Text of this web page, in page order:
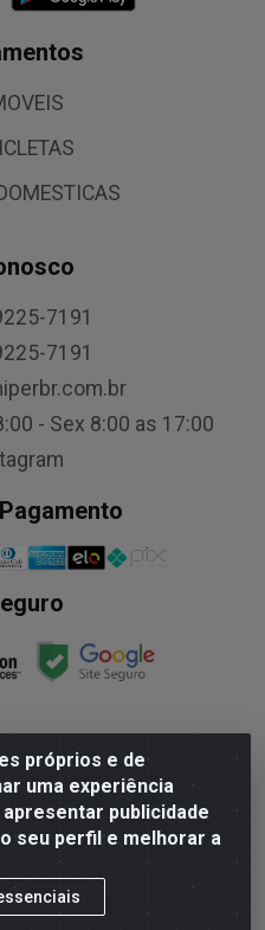
próprios e de
uma experiência
publicidade
seu perfil e melhorar a
7191
7191
- Sex 8:00 as 17:00
AUTO PECAS LTDA - Rua
03 SL 1 - Alecrim - Vila
29.722.419/0003-09